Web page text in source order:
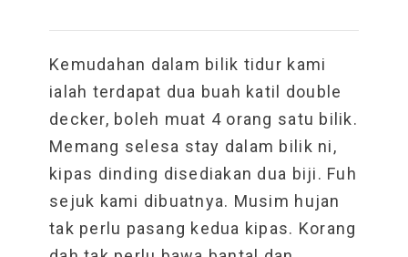
Kemudahan dalam bilik tidur kami
ialah terdapat dua buah katil double
decker, boleh muat 4 orang satu bilik.
Memang selesa stay dalam bilik ni,
kipas dinding disediakan dua biji. Fuh
sejuk kami dibuatnya. Musim hujan
tak perlu pasang kedua kipas. Korang